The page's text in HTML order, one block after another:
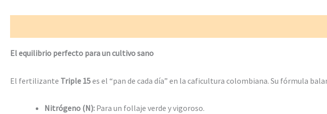
El equilibrio perfecto para un cultivo sano
El fertilizante Triple 15es el “pan de cada día” en la caficultura colombiana. Su fórmula
Nitrógeno (N): Para un follaje verde y vigoroso.